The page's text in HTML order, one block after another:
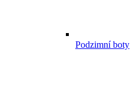
Podzimní boty